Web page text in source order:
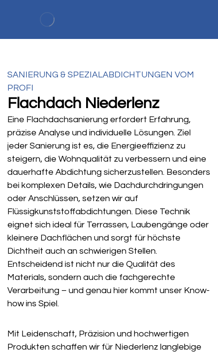
SANIERUNG & SPEZIALABDICHTUNGEN VOM
PROFI
Flachdach Niederlenz
Eine Flachdachsanierung erfordert Erfahrung,
präzise Analyse und individuelle Lösungen. Ziel
jeder Sanierung ist es, die Energieeffizienz zu
steigern, die Wohnqualität zu verbessern und eine
dauerhafte Abdichtung sicherzustellen. Besonders
bei komplexen Details, wie Dachdurchdringungen
oder Anschlüssen, setzen wir auf
Flüssigkunststoffabdichtungen. Diese Technik
eignet sich ideal für Terrassen, Laubengänge oder
kleinere Dachflächen und sorgt für höchste
Dichtheit auch an schwierigen Stellen.
Entscheidend ist nicht nur die Qualität des
Materials, sondern auch die fachgerechte
Verarbeitung – und genau hier kommt unser Know-
how ins Spiel.
Mit Leidenschaft, Präzision und hochwertigen
Produkten schaffen wir für Niederlenz langlebige